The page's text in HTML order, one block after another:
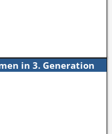
in 3. Generation